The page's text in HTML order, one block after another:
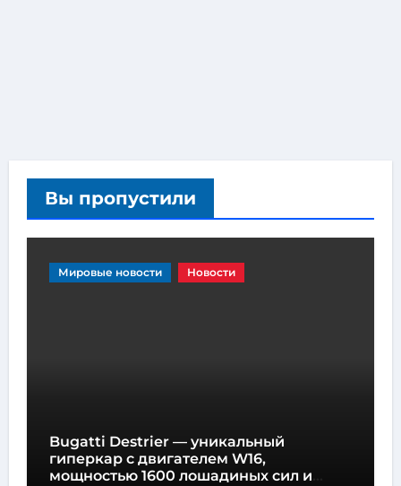
Вы пропустили
Мировые новости Новости
Bugatti Destrier — уникальный
гиперкар с двигателем W16,
мощностью 1600 лошадиных сил и